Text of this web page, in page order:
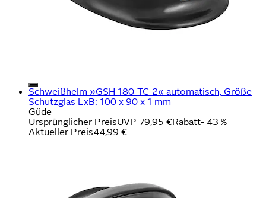
Schweißhelm »GSH 180-TC-2« automatisch, Größe
Schutzglas LxB: 100 x 90 x 1 mm
Güde
Ursprünglicher PreisUVP 79,95 €Rabatt- 43 %
Aktueller Preis44,99 €